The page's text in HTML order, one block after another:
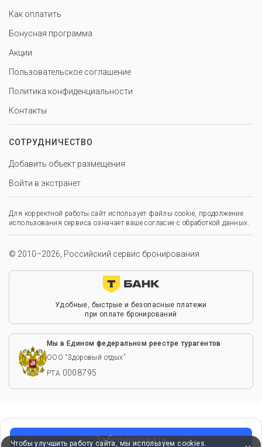
Забронировать
Как оплатить
Бонусная программа
Акции
Пользовательское соглашение
Политика конфиденциальности
Контакты
СОТРУДНИЧЕСТВО
Добавить объект размещения
Войти в экстранет
Для корректной работы сайт использует файлы cookie, продолжение
использования сервиса означает ваше согласие с обработкой данных.
© 2010–2026, Российский сервис бронирования
Удобные, быстрые и безопасные платежи
при оплате бронирований
Мы в Едином федеральном реестре турагентов
ООО “Здоровый отдых”
РТА 0008795
Чтобы улучшить работу сайта, мы используем cookies.